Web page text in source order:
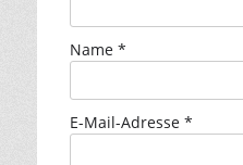
Name *
E-Mail-Adresse *